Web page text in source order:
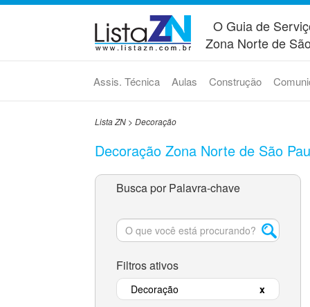
O Guia de
Zona Norte de
Assis. Técnica Aulas Construção
Lista ZN> Decoração
Decoração Zona Norte de São
Busca por Palavra-chave
Filtros ativos
Decoração x